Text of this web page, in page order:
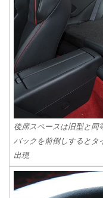
後席スペースは旧型と
バックを前倒しするとタ
出現